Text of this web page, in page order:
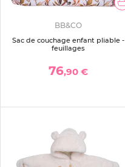
BB&CO
Sac de couchage enfant pliable -
feuillages
76,90 €